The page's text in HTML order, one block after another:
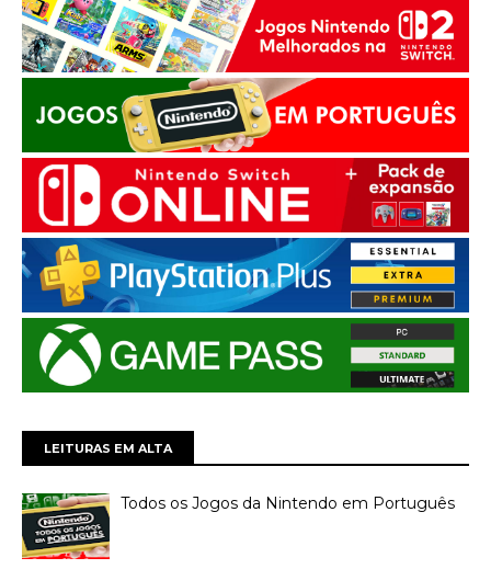
LEITURAS EM ALTA
Todos os Jogos da Nintendo em Português